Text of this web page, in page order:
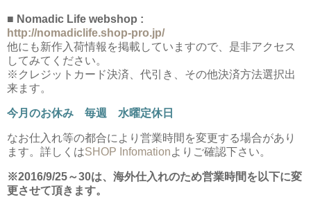
■ Nomadic Life webshop :
http://nomadiclife.shop-pro.jp/
他にも新作入荷情報を掲載していますので、是非アクセス
してみてください。
※クレジットカード決済、代引き、その他決済方法選択出
来ます。
今月のお休み 毎週 水曜定休日
なお仕入れ等の都合により営業時間を変更する場合があり
ます。詳しくはSHOP Infomationよりご確認下さい。
※2016/9/25～30は、海外仕入れのため営業時間を以下に変
更させて頂きます。